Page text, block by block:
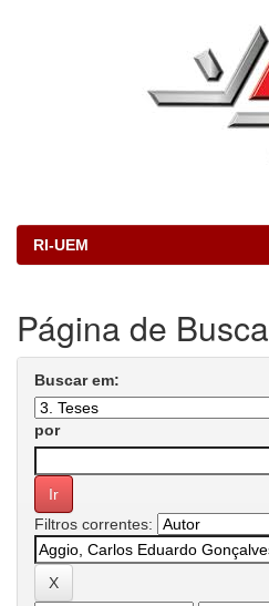
RI-UEM
Página de Busca
Buscar em:
por
Filtros correntes: